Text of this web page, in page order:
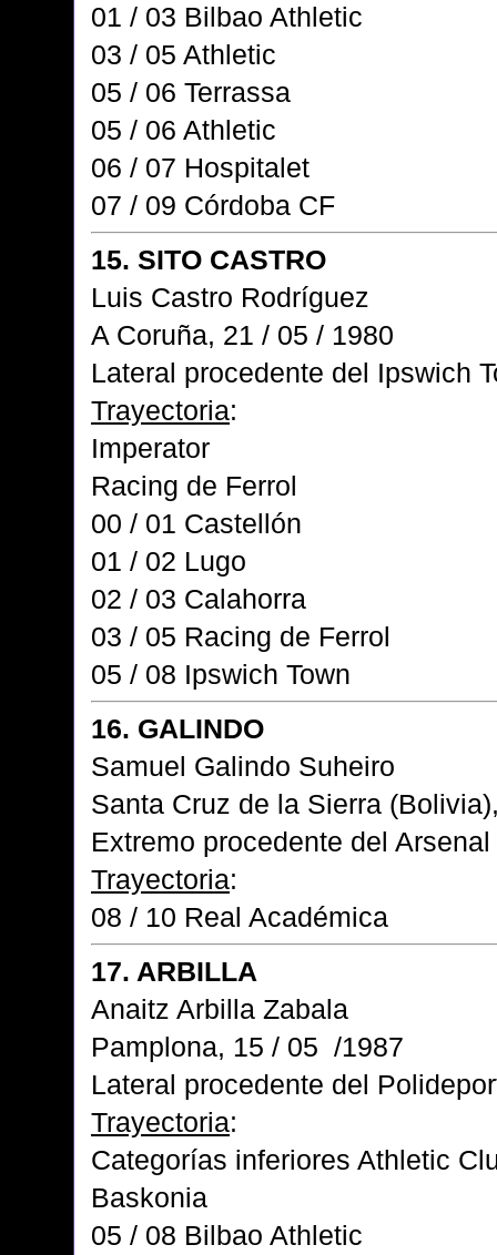
01 / 03 Bilbao Athletic
03 / 05 Athletic
05 / 06 Terrassa
05 / 06 Athletic
06 / 07 Hospitalet
07 / 09 Córdoba CF
15. SITO CASTRO
Luis Castro Rodríguez
A Coruña, 21 / 05 / 1980
Lateral procedente del Ipswich
Trayectoria:
Imperator
Racing de Ferrol
00 / 01 Castellón
01 / 02 Lugo
02 / 03 Calahorra
03 / 05 Racing de Ferrol
05 / 08 Ipswich Town
16. GALINDO
Samuel Galindo Suheiro
Santa Cruz de la Sierra
Extremo procedente del
Trayectoria:
08 / 10 Real Académica
17. ARBILLA
Anaitz Arbilla Zabala
Pamplona, 15 / 05 /1987
Lateral procedente del
Trayectoria:
Categorías inferiores Athletic
Baskonia
05 / 08 Bilbao Athletic